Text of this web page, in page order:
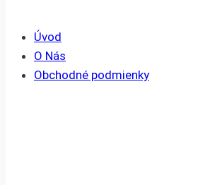
Úvod
O Nás
Obchodné podmienky